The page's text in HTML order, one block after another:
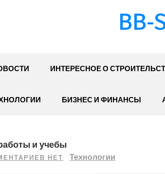
BB-
ИНТЕРЕСНОЕ О
БИЗНЕС И ФИНАНСЫ
и учебы
НЕТ Технологии